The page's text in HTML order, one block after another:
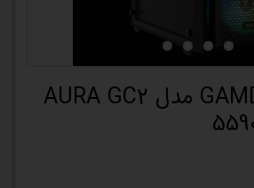
قاب کیس GAMDIAS مدل AURA GC2